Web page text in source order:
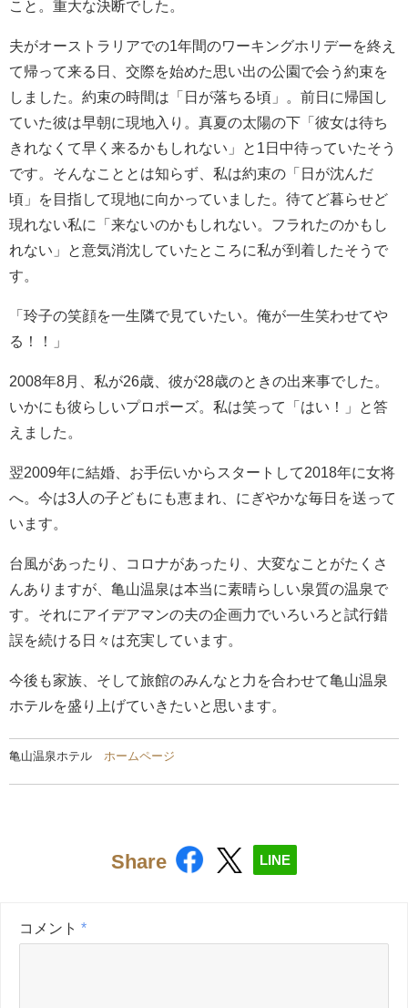
こと。重大な決断でした。
夫がオーストラリアでの1年間のワーキングホリデーを終え
て帰って来る日、交際を始めた思い出の公園で会う約束を
しました。約束の時間は「日が落ちる頃」。前日に帰国し
ていた彼は早朝に現地入り。真夏の太陽の下「彼女は待ち
きれなくて早く来るかもしれない」と1日中待っていたそう
です。そんなこととは知らず、私は約束の「日が沈んだ
頃」を目指して現地に向かっていました。待てど暮らせど
現れない私に「来ないのかもしれない。フラれたのかもし
れない」と意気消沈していたところに私が到着したそうで
す。
「玲子の笑顔を一生隣で見ていたい。俺が一生笑わせてや
る！！」
2008年8月、私が26歳、彼が28歳のときの出来事でした。
いかにも彼らしいプロポーズ。私は笑って「はい！」と答
えました。
翌2009年に結婚、お手伝いからスタートして2018年に女将
へ。今は3人の子どもにも恵まれ、にぎやかな毎日を送って
います。
台風があったり、コロナがあったり、大変なことがたくさ
んありますが、亀山温泉は本当に素晴らしい泉質の温泉で
す。それにアイデアマンの夫の企画力でいろいろと試行錯
誤を続ける日々は充実しています。
今後も家族、そして旅館のみんなと力を合わせて亀山温泉
ホテルを盛り上げていきたいと思います。
亀山温泉ホテル ホームページ
Share LINE
コメント *